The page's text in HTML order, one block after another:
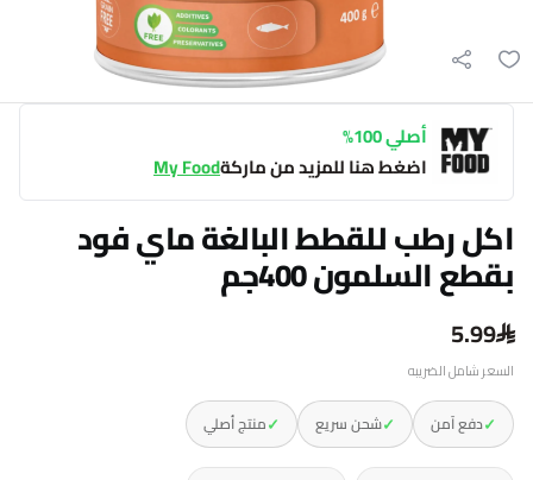
أصلي 100%
اضغط هنا للمزيد من ماركةMy Food
اكل رطب للقطط البالغة ماي فود
بقطع السلمون 400جم
5.99
السعر شامل الضريبه
✓دفع آمن ✓شحن سريع ✓منتج أصلي